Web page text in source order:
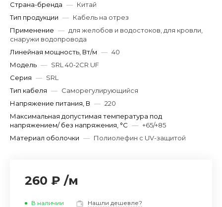
Страна-бренда — Китай
Тип продукции — Кабель на отрез
Применение — для желобов и водостоков, для кровли,
снаружи водопровода
Линейная мощность, Вт/м — 40
Модель — SRL 40-2CR UF
Серия — SRL
Тип кабеля — Саморегулирующийся
Напряжение питания, В — 220
Максимальная допустимая температура под
напряжением/ без напряжения, °C — +65/+85
Материал оболочки — Полиолефин с UV-защитой
260 ₽ /м
В наличии Нашли дешевле?